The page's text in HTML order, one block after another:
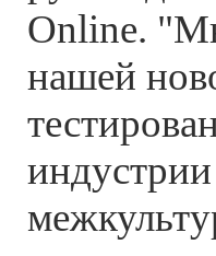
Online.
нашей